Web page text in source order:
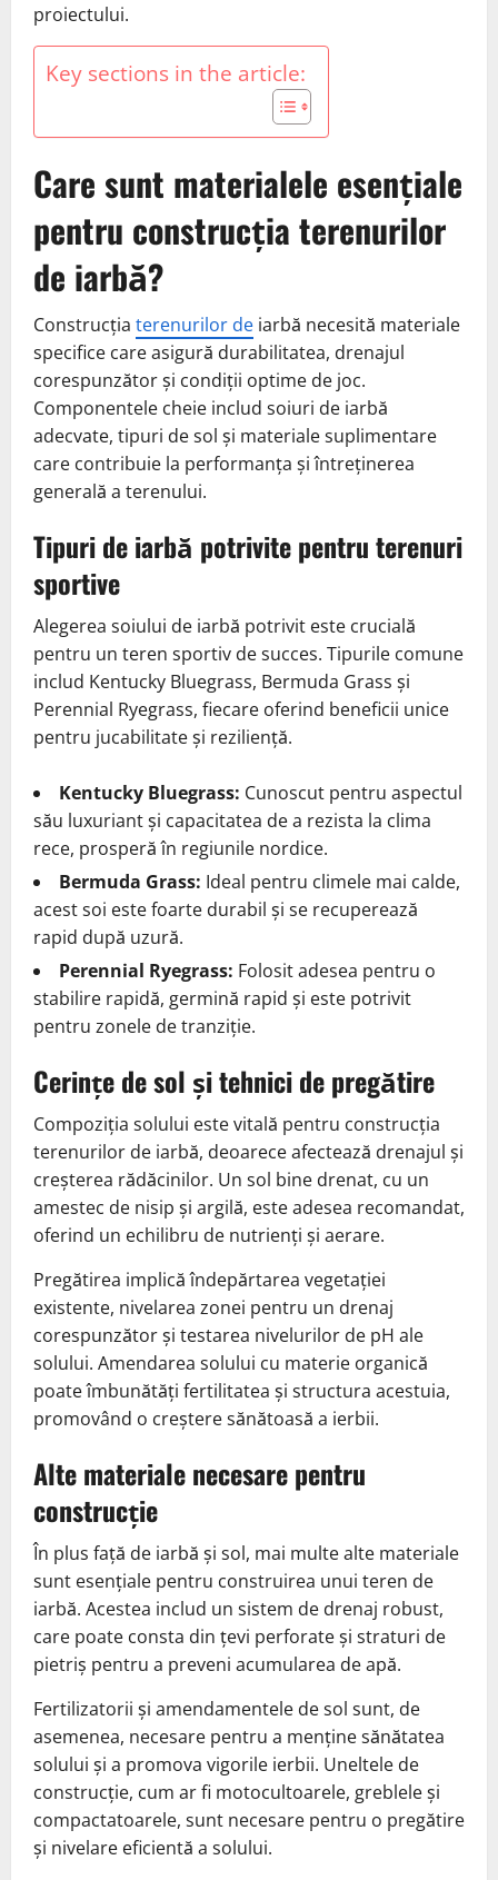
proiectului.
Key sections in the article:
Care sunt materialele esențiale
pentru construcția terenurilor
de iarbă?
Construcția terenurilor de iarbă necesită materiale
specifice care asigură durabilitatea, drenajul
corespunzător și condiții optime de joc.
Componentele cheie includ soiuri de iarbă
adecvate, tipuri de sol și materiale suplimentare
care contribuie la performanța și întreținerea
generală a terenului.
Tipuri de iarbă potrivite pentru terenuri
sportive
Alegerea soiului de iarbă potrivit este crucială
pentru un teren sportiv de succes. Tipurile comune
includ Kentucky Bluegrass, Bermuda Grass și
Perennial Ryegrass, fiecare oferind beneficii unice
pentru jucabilitate și reziliență.
Kentucky Bluegrass: Cunoscut pentru aspectul
său luxuriant și capacitatea de a rezista la clima
rece, prosperă în regiunile nordice.
Bermuda Grass: Ideal pentru climele mai calde,
acest soi este foarte durabil și se recuperează
rapid după uzură.
Perennial Ryegrass: Folosit adesea pentru o
stabilire rapidă, germină rapid și este potrivit
pentru zonele de tranziție.
Cerințe de sol și tehnici de pregătire
Compoziția solului este vitală pentru construcția
terenurilor de iarbă, deoarece afectează drenajul și
creșterea rădăcinilor. Un sol bine drenat, cu un
amestec de nisip și argilă, este adesea recomandat,
oferind un echilibru de nutrienți și aerare.
Pregătirea implică îndepărtarea vegetației
existente, nivelarea zonei pentru un drenaj
corespunzător și testarea nivelurilor de pH ale
solului. Amendarea solului cu materie organică
poate îmbunătăți fertilitatea și structura acestuia,
promovând o creștere sănătoasă a ierbii.
Alte materiale necesare pentru
construcție
În plus față de iarbă și sol, mai multe alte materiale
sunt esențiale pentru construirea unui teren de
iarbă. Acestea includ un sistem de drenaj robust,
care poate consta din țevi perforate și straturi de
pietriș pentru a preveni acumularea de apă.
Fertilizatorii și amendamentele de sol sunt, de
asemenea, necesare pentru a menține sănătatea
solului și a promova vigorile ierbii. Uneltele de
construcție, cum ar fi motocultoarele, greblele și
compactatoarele, sunt necesare pentru o pregătire
și nivelare eficientă a solului.